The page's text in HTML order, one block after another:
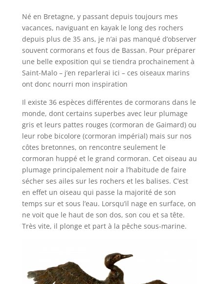
Né en Bretagne, y passant depuis toujours mes
vacances, naviguant en kayak le long des rochers
depuis plus de 35 ans, je n’ai pas manqué d’observer
souvent cormorans et fous de Bassan. Pour préparer
une belle exposition qui se tiendra prochainement à
Saint-Malo – j’en reparlerai ici – ces oiseaux marins
ont donc nourri mon inspiration
Il existe 36 espèces différentes de cormorans dans le
monde, dont certains superbes avec leur plumage
gris et leurs pattes rouges (cormoran de Gaimard) ou
leur robe bicolore (cormoran impérial) mais sur nos
côtes bretonnes, on rencontre seulement le
cormoran huppé et le grand cormoran. Cet oiseau au
plumage principalement noir a l’habitude de faire
sécher ses ailes sur les rochers et les balises. C’est
en effet un oiseau qui passe la majorité de son
temps sur et sous l’eau. Lorsqu’il nage en surface, on
ne voit que le haut de son dos, son cou et sa tête.
Très vite, il plonge et part à la pêche sous-marine.